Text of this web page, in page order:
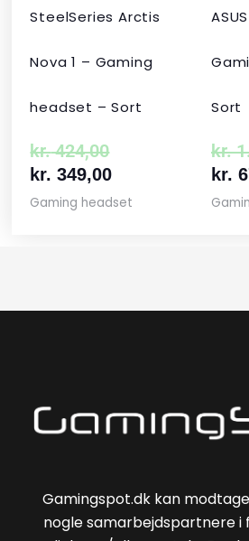
SteelSeries Arctis
Nova 1 – Gaming
headset – Sort
kr.424,00
kr. 349,00
Gaming headset
Sort
kr.
kr.
Gamingspot.dk kan
nogle samarbejdspartnere i